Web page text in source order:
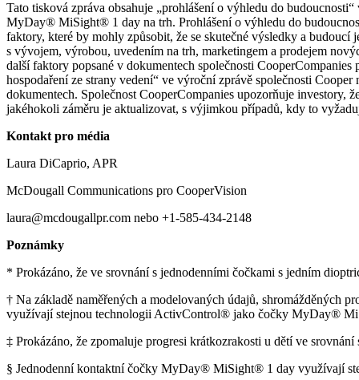
Tato tisková zpráva obsahuje „prohlášení o výhledu do
MyDay® MiSight® 1 day na trh. Prohlášení o výhledu do
faktory, které by mohly způsobit, že se skutečné výsledky a
s vývojem, výrobou, uvedením na trh, marketingem a prodejem
další faktory popsané v dokumentech společnosti
hospodaření ze strany vedení“ ve výroční zprávě společnosti
dokumentech. Společnost CooperCompanies upozorňuje investory,
jakéhokoli záměru je aktualizovat, s výjimkou případů, kdy to
Kontakt pro média
Laura DiCaprio, APR
McDougall Communications pro CooperVision
laura@mcdougallpr.com nebo +1-585-434-2148
Poznámky
* Prokázáno, že ve srovnání s jednodenními čočkami s jedním
† Na základě naměřených a modelovaných údajů, shromážděných
využívají stejnou technologii ActivControl® jako čočky MyDay®
‡ Prokázáno, že zpomaluje progresi krátkozrakosti u dětí ve
§ Jednodenní kontaktní čočky MyDay® MiSight® 1 day využívají